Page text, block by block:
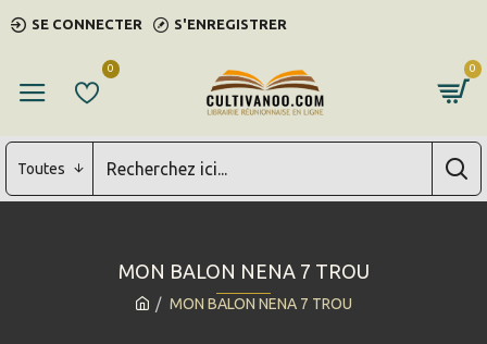
SE CONNECTER S'ENREGISTRER
0 0
Toutes
MON BALON NENA 7 TROU
MON BALON NENA 7 TROU